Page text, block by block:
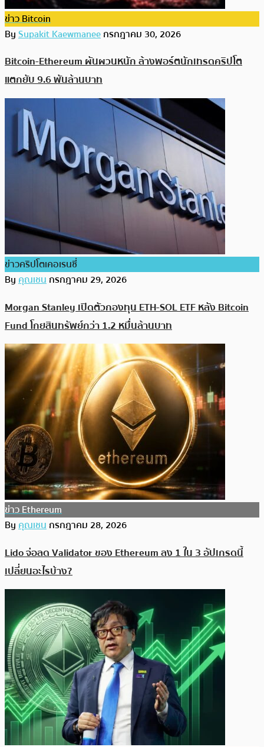
ข่าว Bitcoin
BySupakit Kaewmaneeกรกฎาคม 30, 2026
Bitcoin-Ethereum ผันผวนหนัก ล้างพอร์ตนักเทรดคริปโต
แตกยับ 9.6 พันล้านบาท
ข่าวคริปโตเคอเรนซี่
Byคุณเชนกรกฎาคม 29, 2026
Morgan Stanley เปิดตัวกองทุน ETH-SOL ETF หลัง Bitcoin
Fund โกยสินทรัพย์กว่า 1.2 หมื่นล้านบาท
ข่าว Ethereum
Byคุณเชนกรกฎาคม 28, 2026
Lido จ่อลด Validator ของ Ethereum ลง 1 ใน 3 อัปเกรดนี้
เปลี่ยนอะไรบ้าง?